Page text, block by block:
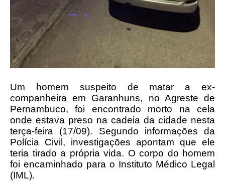
Um homem suspeito de matar a ex-
companheira em Garanhuns, no Agreste de
Pernambuco, foi encontrado morto na cela
onde estava preso na cadeia da cidade nesta
terça-feira (17/09). Segundo informações da
Polícia Civil, investigações apontam que ele
teria tirado a própria vida. O corpo do homem
foi encaminhado para o Instituto Médico Legal
(IML).